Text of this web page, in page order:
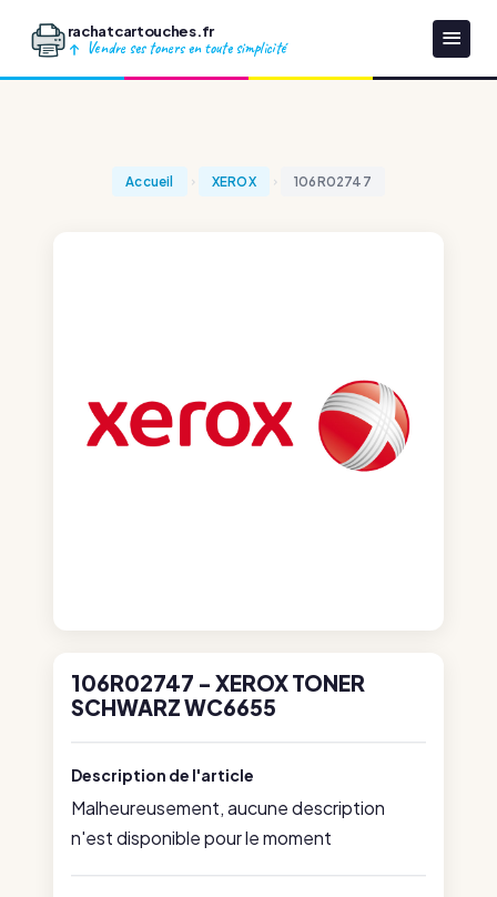
rachatcartouches.fr
Vendre ses toners en toute simplicité
Accueil XEROX 106R02747
106R02747 - XEROX TONER
SCHWARZ WC6655
Description de l'article
Malheureusement, aucune description
n'est disponible pour le moment